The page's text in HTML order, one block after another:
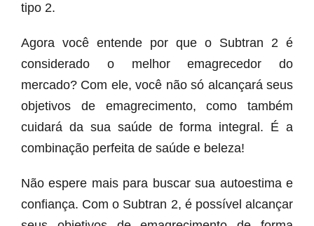
tipo 2.
Agora você entende por que o Subtran 2 é
considerado o melhor emagrecedor do
mercado? Com ele, você não só alcançará seus
objetivos de emagrecimento, como também
cuidará da sua saúde de forma integral. É a
combinação perfeita de saúde e beleza!
Não espere mais para buscar sua autoestima e
confiança. Com o Subtran 2, é possível alcançar